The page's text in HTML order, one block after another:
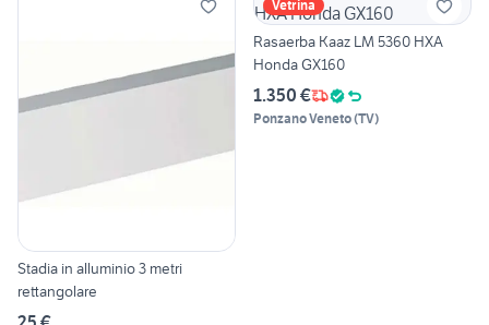
Stadia in alluminio 3 metri
rettangolare
Vetrina
Rasaerba Kaaz LM 5360 HXA
Honda GX160
1.350 €
Ponzano Veneto(TV)